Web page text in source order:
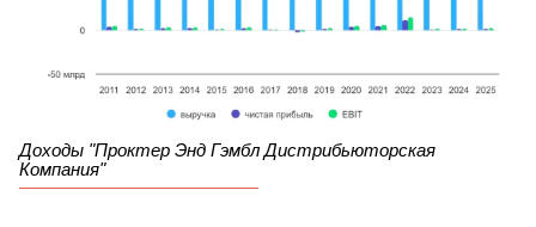
Доходы "Проктер Энд Гэмбл Дистрибьюторская
Компания"